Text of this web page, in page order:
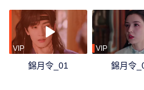
VIP
錦月令_01
VIP
錦月令